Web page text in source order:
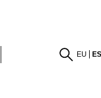
EU